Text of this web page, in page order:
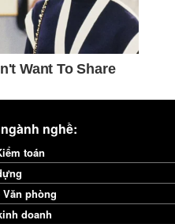
nghề:
toán
phòng
doanh